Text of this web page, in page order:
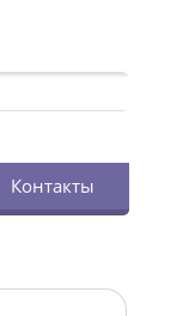
Контакты